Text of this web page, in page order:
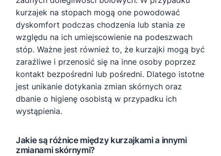
kurzajek na stopach mogą one powodować
dyskomfort podczas chodzenia lub stania ze
względu na ich umiejscowienie na podeszwach
stóp. Ważne jest również to, że kurzajki mogą być
zaraźliwe i przenosić się na inne osoby poprzez
kontakt bezpośredni lub pośredni. Dlatego istotne
jest unikanie dotykania zmian skórnych oraz
dbanie o higienę osobistą w przypadku ich
wystąpienia.
Jakie są różnice między kurzajkami a innymi
zmianami skórnymi?